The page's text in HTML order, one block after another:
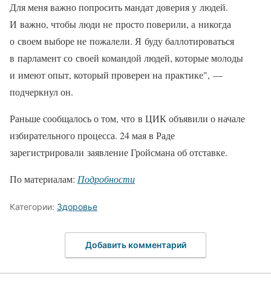
Для меня важно попросить мандат доверия у людей.
И важно, чтобы люди не просто поверили, а никогда
о своем выборе не пожалели. Я буду баллотироваться
в парламент со своей командой людей, которые молоды
и имеют опыт, который проверен на практике", —
подчеркнул он.
Раньше сообщалось о том, что в ЦИК объявили о начале
избирательного процесса. 24 мая в Раде
зарегистрировали заявление Гройсмана об отставке.
По материалам: Подробности
Категории: Здоровье
Добавить комментарий